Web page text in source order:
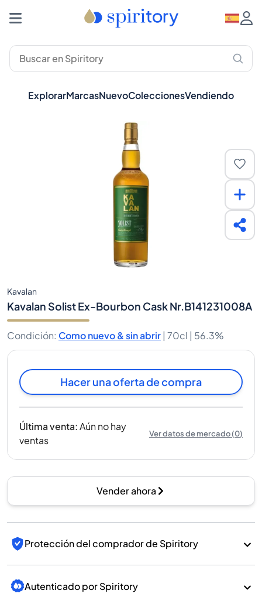
ExplorarMarcasNuevoColeccionesVendiendo
Kavalan
Kavalan Solist Ex-Bourbon Cask Nr.B141231008A
Condición: Como nuevo & sin abrir | 70cl | 56.3%
Hacer una oferta de compra
Última venta:Aún no hay
ventas
Ver datos de mercado(0)
Vender ahora
Protección del comprador de Spiritory
Autenticado por Spiritory